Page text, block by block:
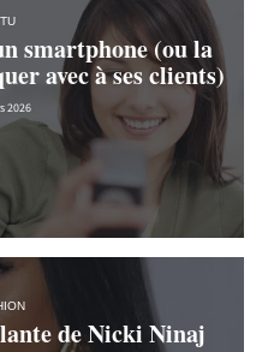
smartphone (ou la
avec à ses clients)
2026
de Nicki Ninaj